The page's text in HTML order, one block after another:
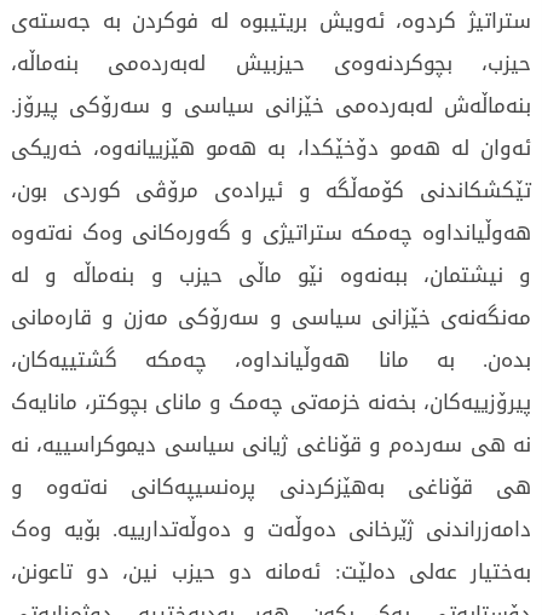
ستراتیژ کردوە، ئەویش بریتیبوە لە فوکردن بە جەستەی
حیزب، بچوکردنەوەی حیزبیش لەبەردەمی بنەماڵە،
بنەماڵەش لەبەردەمی خێزانی سیاسی و سەرۆکی پیرۆز.
ئەوان لە هەمو دۆخێکدا، بە هەمو هێزییانەوە، خەریکی
تێکشکاندنی کۆمەڵگە و ئیرادەی مرۆڤی کوردی بون،
هەوڵیانداوە چەمکە ستراتیژی و گەورەکانی وەک نەتەوە
و نیشتمان، ببەنەوە نێو ماڵی حیزب و بنەماڵە و لە
مەنگەنەی خێزانی سیاسی و سەرۆکی مەزن و قارەمانی
بدەن. بە مانا هەوڵیانداوە، چەمکە گشتییەکان،
پیرۆزییەکان، بخەنە خزمەتی چەمک و مانای بچوکتر، مانایەک
نە هی سەردەم و قۆناغی ژیانی سیاسی دیموکراسییە، نە
هی قۆناغی بەهێزکردنی پرەنسیپەکانی نەتەوە و
دامەزراندنی ژێرخانی دەوڵەت و دەوڵەتدارییە. بۆیە وەک
بەختیار عەلی دەلێت: ئەمانە دو حیزب نین، دو تاعونن،